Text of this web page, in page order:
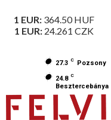
1 EUR: 364.50HUF
1 EUR: 24.261 CZK
27.3 C Pozsony
24.8 C
Besztercebánya